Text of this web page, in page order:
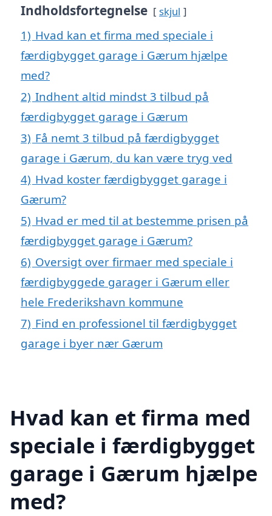
Indholdsfortegnelse skjul
1) Hvad kan et firma med speciale i
færdigbygget garage i Gærum hjælpe
med?
2) Indhent altid mindst 3 tilbud på
færdigbygget garage i Gærum
3) Få nemt 3 tilbud på færdigbygget
garage i Gærum, du kan være tryg ved
4) Hvad koster færdigbygget garage i
Gærum?
5) Hvad er med til at bestemme prisen på
færdigbygget garage i Gærum?
6) Oversigt over firmaer med speciale i
færdigbyggede garager i Gærum eller
hele Frederikshavn kommune
7) Find en professionel til færdigbygget
garage i byer nær Gærum
Hvad kan et firma med
speciale i færdigbygget
garage i Gærum hjælpe
med?